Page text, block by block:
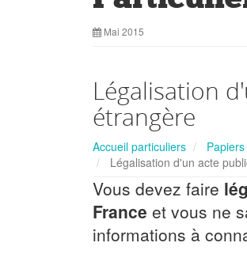
Mai 2015
Légalisation
étrangère
Accueil particuliers
Légalisation d'un acte
Vous devez faire
France et vous ne
informations à